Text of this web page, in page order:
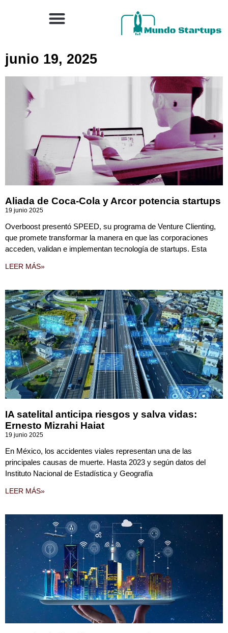
junio 19, 2025
Aliada de Coca-Cola y Arcor potencia startups
19 junio 2025
Overboost presentó SPEED, su programa de Venture Clienting,
que promete transformar la manera en que las corporaciones
acceden, validan e implementan tecnología de startups. Esta
LEER MÁS»
IA satelital anticipa riesgos y salva vidas:
Ernesto Mizrahi Haiat
19 junio 2025
En México, los accidentes viales representan una de las
principales causas de muerte. Hasta 2023 y según datos del
Instituto Nacional de Estadística y Geografía
LEER MÁS»